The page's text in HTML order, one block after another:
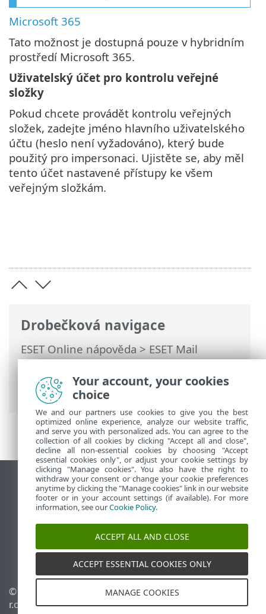
Drobečková navigace
ESET Online nápověda>ESET Mail
Security>Možnosti ochrany serveru>
Volitelná kontrola databáze poštovních
schránek
Microsoft 365
Tato možnost je dostupná pouze v hybridním
prostředí Microsoft 365.
Uživatelský účet pro kontrolu veřejné
složky
Pokud chcete provádět kontrolu veřejných
složek, zadejte jméno hlavního uživatelského
účtu (heslo není vyžadováno), který bude
použitý pro impersonaci. Ujistěte se, aby měl
tento účet nastavené přístupy ke všem
veřejným složkám.
Zobrazit verzi pro počítač
End of Life
ESET Databáze znalostí
ESET Forum
ESET Status Portal
Regionální podpora
©
ESET, spol. s
r.o. - Všechna práva
Spravovat cookies
Zásady použití souborů
Your account, your cookies
choice
We and our partners use cookies to give you the best
optimized online experience, analyze our website traffic,
and serve you with personalized ads. You can agree to the
collection of all cookies by clicking "Accept all and close",
decline all non-essential cookies by choosing "Accept
essential cookies only", or adjust your cookie settings by
clicking "Manage cookies". You also have the right to
withdraw your consent or change your cookie preferences
anytime by clicking the "Manage cookies" link in our website
footer or in your account settings (if available). For more
information, see ourCookie Policy.
ACCEPT ALL AND CLOSE
ACCEPT ESSENTIAL COOKIES ONLY
MANAGE COOKIES